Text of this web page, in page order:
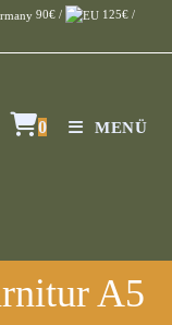
90€ /
125€ /
0 MENÜ
A5